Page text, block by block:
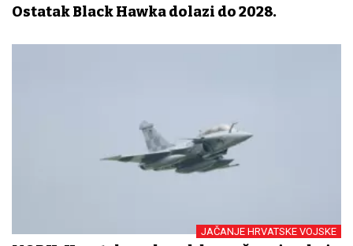
Ostatak Black Hawka dolazi do 2028.
JAČANJE HRVATSKE VOJSKE